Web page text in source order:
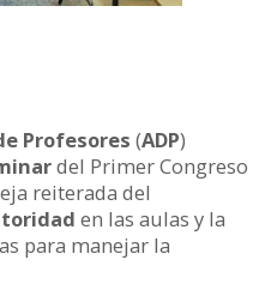
Profesores (ADP)
del Primer Congreso
reiterada del
en las aulas y la
para manejar la